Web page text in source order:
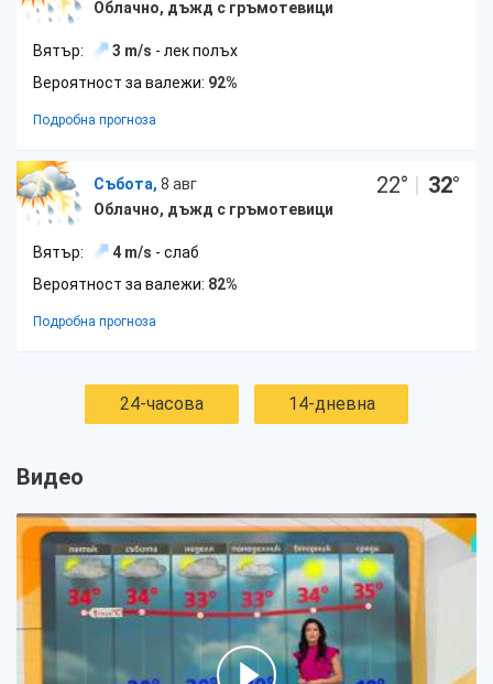
Облачно, дъжд с гръмотевици
Вятър: 3 m/s - лек полъх
Вероятност за валежи: 92%
Подробна прогноза
Събота, 8 авг
Облачно, дъжд с гръмотевици
22° | 32°
Вятър: 4 m/s - слаб
Вероятност за валежи: 82%
Подробна прогноза
24-часова 14-дневна
Видео